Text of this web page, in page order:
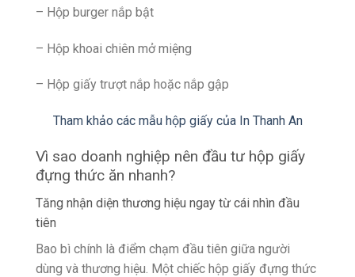
– Hộp burger nắp bật
– Hộp khoai chiên mở miệng
– Hộp giấy trượt nắp hoặc nắp gập
Tham khảo các mẫu hộp giấy của In Thanh An
Vì sao doanh nghiệp nên đầu tư hộp giấy
đựng thức ăn nhanh?
Tăng nhận diện thương hiệu ngay từ cái nhìn đầu
tiên
Bao bì chính là điểm chạm đầu tiên giữa người
dùng và thương hiệu. Một chiếc hộp giấy đựng thức